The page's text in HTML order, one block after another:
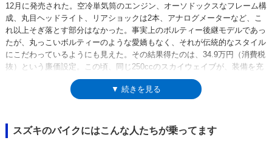
12月に発売された。空冷単気筒のエンジン、オーソドックスなフレーム構
成、丸目ヘッドライト、リアショックは2本、アナログメーターなど、こ
れ以上そぎ落とす部分はなかった。事実上のボルティー後継モデルであっ
たが、丸っこいボルティーのような愛嬌もなく、それが伝統的なスタイル
にこだわっているようにも見えた。その結果得たのは、34.9万円（消費税
抜）という廉価設定。この頃、同じ250ccのスカイウェイブが、装備を充
実させながら軽く50万円台にのっており、その対極にあるようなモデルだ
った。エンジンは、ボルティーゆずりの空冷単気筒SOHCエンジン。しか
るためのもの。登場翌月（2004年1月）には、ST250 Eタイプが追加され
た。Eタイプは、セルフスターターにキック始動も追加した仕様。マフラ
▼ 続きを見る
スズキのバイクにはこんな人たちが乗ってます